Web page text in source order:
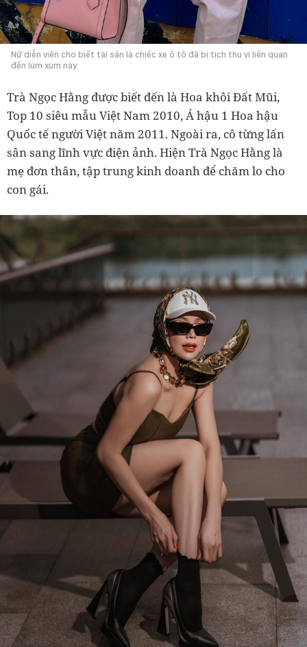
Nữ diễn viên cho biết tài sản là chiếc xe ô tô đã bị tịch thu vì liên quan
đến lùm xùm này
Trà Ngọc Hằng được biết đến là Hoa khôi Đất Mũi,
Top 10 siêu mẫu Việt Nam 2010, Á hậu 1 Hoa hậu
Quốc tế người Việt năm 2011. Ngoài ra, cô từng lấn
sân sang lĩnh vực điện ảnh. Hiện Trà Ngọc Hằng là
mẹ đơn thân, tập trung kinh doanh để chăm lo cho
con gái.